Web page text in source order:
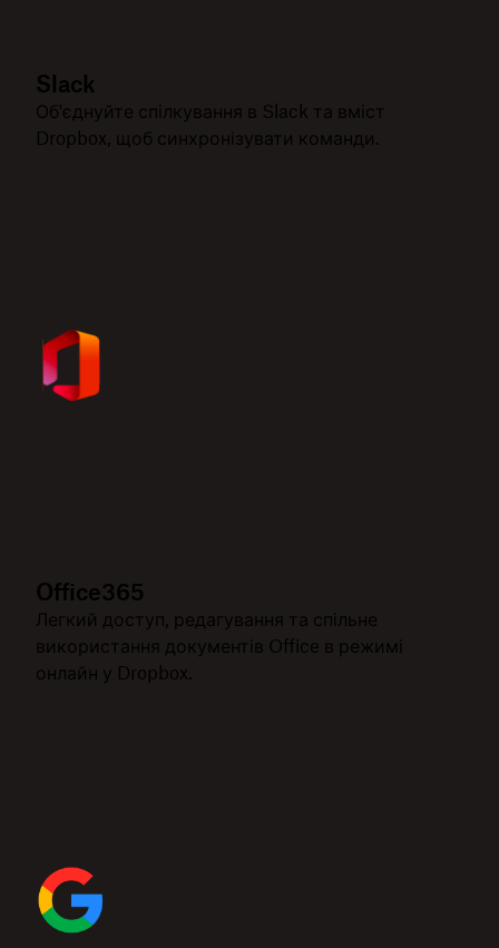
Slack
Об'єднуйте спілкування в Slack та вміст
Dropbox, щоб синхронізувати команди.
Office365
Легкий доступ, редагування та спільне
використання документів Office в режимі
онлайн у Dropbox.